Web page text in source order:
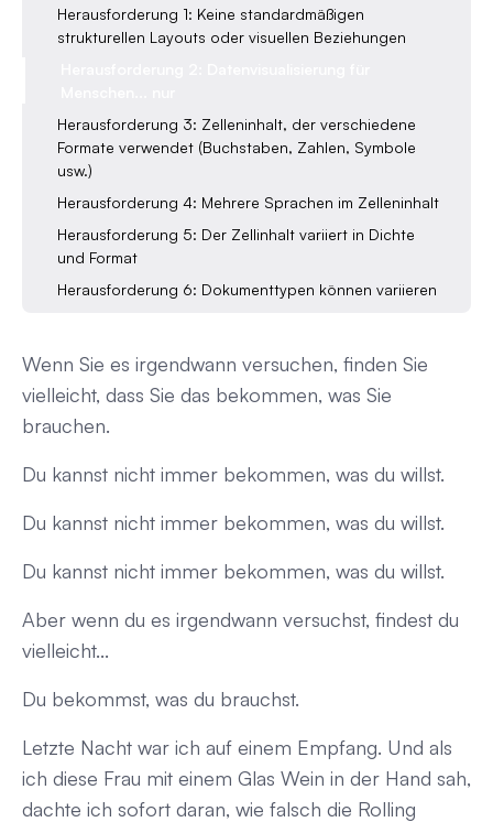
Herausforderung 1: Keine standardmäßigen
strukturellen Layouts oder visuellen Beziehungen
Herausforderung 3: Zelleninhalt, der verschiedene
Formate verwendet (Buchstaben, Zahlen, Symbole
usw.)
Herausforderung 4: Mehrere Sprachen im Zelleninhalt
Herausforderung 5: Der Zellinhalt variiert in Dichte
und Format
Herausforderung 6: Dokumenttypen können variieren
Wenn Sie es irgendwann versuchen, finden Sie
vielleicht, dass Sie das bekommen, was Sie
brauchen.
Du kannst nicht immer bekommen, was du willst.
Du kannst nicht immer bekommen, was du willst.
Du kannst nicht immer bekommen, was du willst.
Aber wenn du es irgendwann versuchst, findest du
vielleicht...
Du bekommst, was du brauchst.
Letzte Nacht war ich auf einem Empfang. Und als
ich diese Frau mit einem Glas Wein in der Hand sah,
dachte ich sofort daran, wie falsch die Rolling